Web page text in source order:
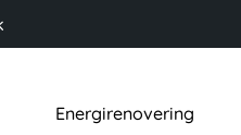
Energirenovering